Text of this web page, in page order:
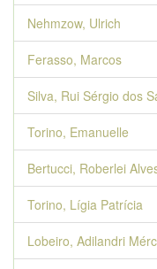
Nehmzow, Ulrich
Ferasso, Marcos
Silva, Rui Sérgio dos
Torino, Emanuelle
Bertucci, Roberlei
Torino, Lígia Patrícia
Lobeiro, Adilandri